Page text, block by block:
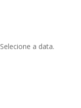
Selecione a data.